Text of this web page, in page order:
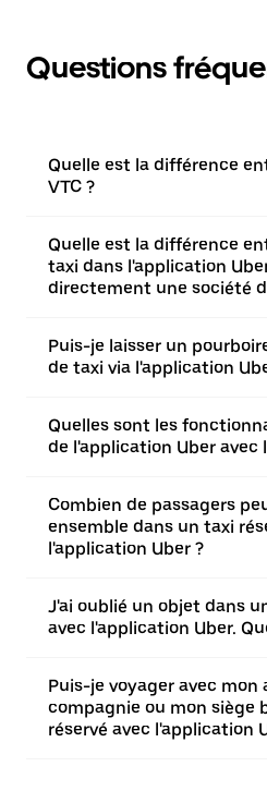
Questions
Quelle est la différence
VTC ?
Quelle est la différence
taxi dans l'application
directement une société
Puis-je laisser un
de taxi via l'application
Quelles sont les
de l'application Uber avec
Combien de passagers
ensemble dans un taxi
l'application Uber ?
J'ai oublié un objet dans
avec l'application Uber.
Puis-je voyager avec mon
compagnie ou mon siège
réservé avec l'application